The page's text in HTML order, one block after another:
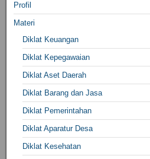
Profil
Materi
Diklat Keuangan
Diklat Kepegawaian
Diklat Aset Daerah
Diklat Barang dan Jasa
Diklat Pemerintahan
Diklat Aparatur Desa
Diklat Kesehatan